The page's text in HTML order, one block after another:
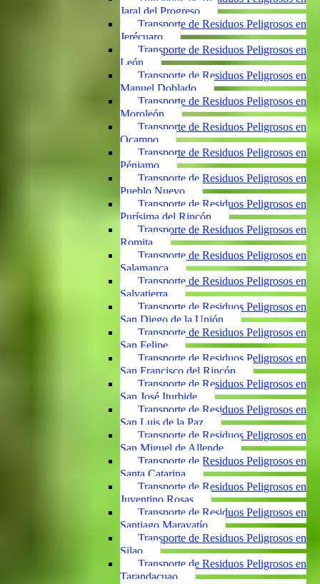
Jaral del Progreso
Transporte de Residuos Peligrosos en
Jerécuaro
Transporte de Residuos Peligrosos en
León
Transporte de Residuos Peligrosos en
Manuel Doblado
Transporte de Residuos Peligrosos en
Moroleón
Transporte de Residuos Peligrosos en
Ocampo
Transporte de Residuos Peligrosos en
Pénjamo
Transporte de Residuos Peligrosos en
Pueblo Nuevo
Transporte de Residuos Peligrosos en
Purísima del Rincón
Transporte de Residuos Peligrosos en
Romita
Transporte de Residuos Peligrosos en
Salamanca
Transporte de Residuos Peligrosos en
Salvatierra
Transporte de Residuos Peligrosos en
San Diego de la Unión
Transporte de Residuos Peligrosos en
San Felipe
Transporte de Residuos Peligrosos en
San Francisco del Rincón
Transporte de Residuos Peligrosos en
San José Iturbide
Transporte de Residuos Peligrosos en
San Luis de la Paz
Transporte de Residuos Peligrosos en
San Miguel de Allende
Transporte de Residuos Peligrosos en
Santa Catarina
Transporte de Residuos Peligrosos en
Juventino Rosas
Transporte de Residuos Peligrosos en
Santiago Maravatío
Transporte de Residuos Peligrosos en
Silao
Transporte de Residuos Peligrosos en
Tarandacuao